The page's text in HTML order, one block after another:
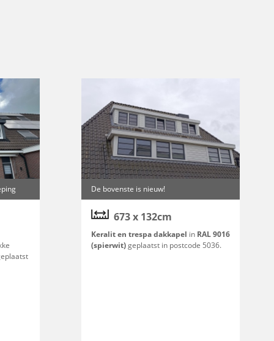
De bovenste is nieuw!
673 x 132cm
Keralit en trespa dakkapel in RAL 9016
(spierwit)geplaatst in postcode 5036.